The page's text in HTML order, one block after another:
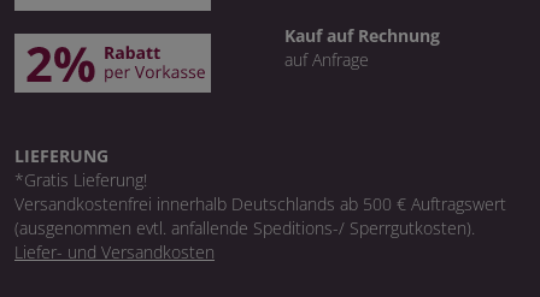
Kauf auf Rechnung
auf Anfrage
LIEFERUNG
*Gratis Lieferung!
Versandkostenfrei innerhalb Deutschlands ab 500 € Auftragswert
(ausgenommen evtl. anfallende Speditions-/ Sperrgutkosten).
Liefer- und Versandkosten